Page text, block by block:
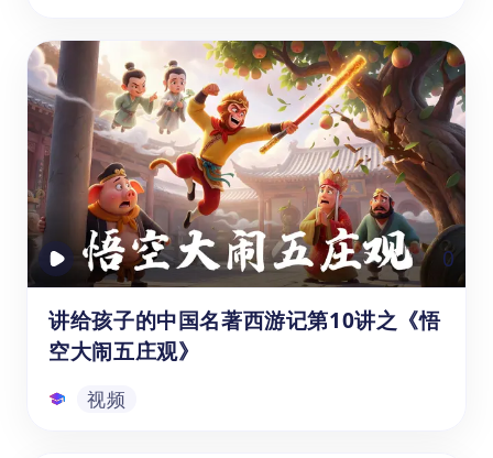
儿童识字卡之《启蒙词卡下册》
这套免费可下载的幼儿启蒙词卡旨在通过有趣
的方式帮助孩子们学习基础词汇，促进语言发
展和认知能力。内容涵盖日常生活中的主题，
如时间、动物、蔬菜水果、人物关系、身体器
官以及颜色和数字。采用图文结合的设计，能
吸引孩子们的注意力，增强他们的学习兴趣，
非常适合家庭和幼儿园使用。快来下载，和孩
子们一起开启有趣的学习之旅吧！
PDF 0
讲给孩子的中国名著西游记第10讲之《悟
空大闹五庄观》
视频